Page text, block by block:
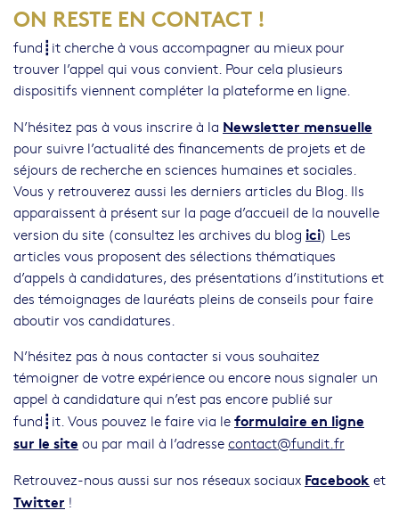
ON RESTE EN CONTACT !
fund┋it cherche à vous accompagner au mieux pour
trouver l’appel qui vous convient. Pour cela plusieurs
dispositifs viennent compléter la plateforme en ligne.
N’hésitez pas à vous inscrire à la Newsletter mensuelle
pour suivre l’actualité des financements de projets et de
séjours de recherche en sciences humaines et sociales.
Vous y retrouverez aussi les derniers articles du Blog. Ils
apparaissent à présent sur la page d’accueil de la nouvelle
version du site (consultez les archives du blog ici) Les
articles vous proposent des sélections thématiques
d’appels à candidatures, des présentations d’institutions et
des témoignages de lauréats pleins de conseils pour faire
aboutir vos candidatures.
N’hésitez pas à nous contacter si vous souhaitez
témoigner de votre expérience ou encore nous signaler un
appel à candidature qui n’est pas encore publié sur
fund┋it. Vous pouvez le faire via leformulaire en ligne
sur le site ou par mail à l’adressecontact@fundit.fr
Retrouvez-nous aussi sur nos réseaux sociaux Facebook et
Twitter !